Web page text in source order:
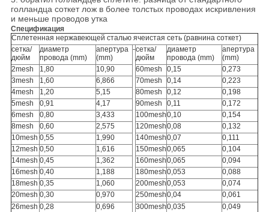
голландца соткет лож в более толстых проводах искривления
и меньше проводов утка
Спецификация
Сплетенная нержавеющей сталью ячеистая сеть (равнина соткет)
сетка/
дюйм
диаметр
провода (mm)
апертура
(mm)
-сетка/
дюйм
диаметр
провода (mm)
апертура
(mm)
2mesh
1,80 10,90 60mesh 0,15
0,273
3mesh
1,60 6,866 70mesh 0,14
0,223
4mesh
1,20 5,15 80mesh 0,12
0,198
5mesh
0,91 4,17 90mesh 0,11
0,172
6mesh
0,80 3,433 100mesh0,10
0,154
8mesh
0,60 2,575 120mesh0,08
0,132
10mesh 0,55 1,990 140mesh0,07
0,111
12mesh 0,50 1,616 150mesh0,065
0,104
14mesh 0,45 1,362 160mesh0,065
0,094
16mesh 0,40 1,188 180mesh0,053
0,088
18mesh 0,35 1,060 200mesh0,053
0,074
20mesh 0,30 0,970 250mesh0,04
0,061
26mesh 0,28 0,696 300mesh0,035
0,049